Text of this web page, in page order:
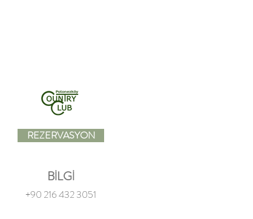
REZERVASYON
BİLGİ
+90 216 432 3051